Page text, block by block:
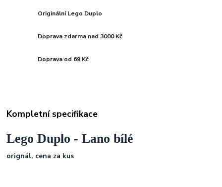
Originální Lego Duplo
Doprava zdarma nad 3000 Kč
Doprava od 69 Kč
Kompletní specifikace
Lego Duplo - Lano bílé
orignál, cena za kus